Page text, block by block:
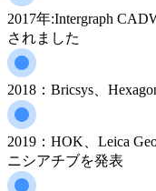
2017年:Intergraph
されました
2018：Bricsys、
2019：HOK、Leica
ニシアチブを発表